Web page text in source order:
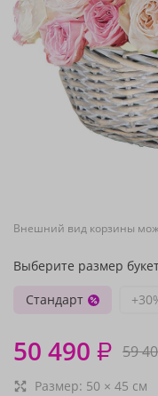
Внешний вид корзины
Выберите размер
Стандарт
50 490 ₽ 59
Размер: 50 × 45 см